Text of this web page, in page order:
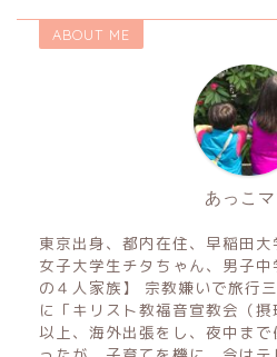
ABOUT ME
あっこ
東京出身、都内在住、早稲田
女子大学生チタちゃん、男子
の４人家族】 宗教嫌いで旅行
に「キリスト教福音宣教会（
以上、海外出張をし、夜中ま